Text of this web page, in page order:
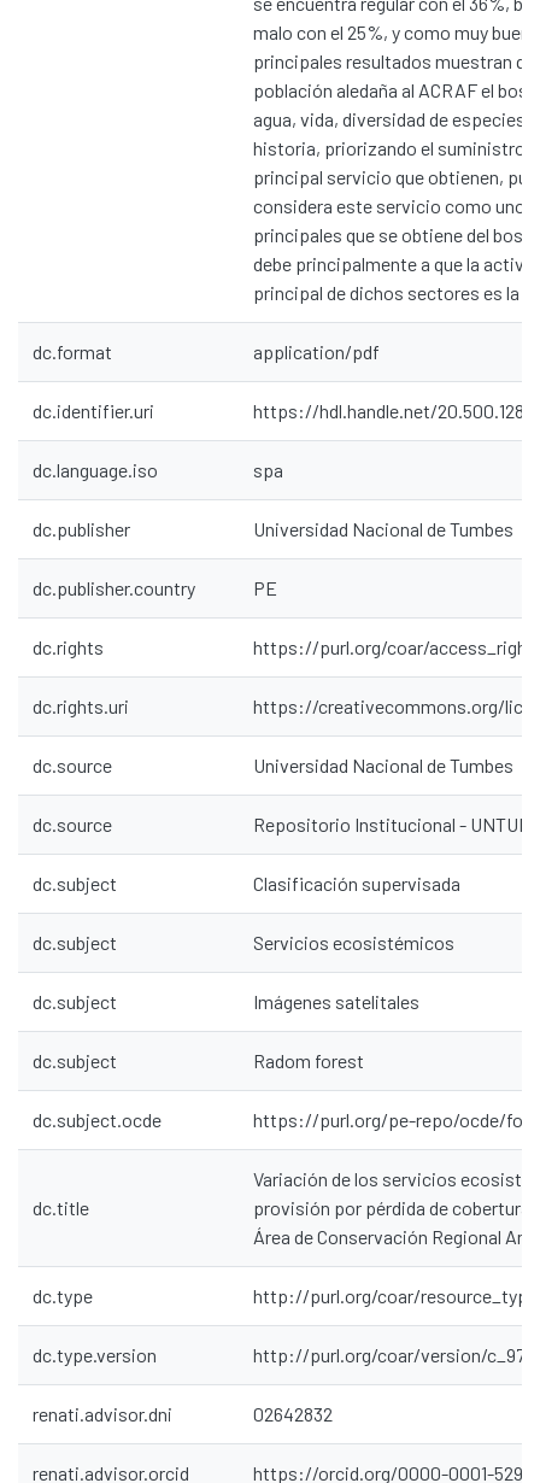
malo con el 25%, y como muy
principales resultados muestran
población aledaña al ACRAF el
agua, vida, diversidad de especies,
historia, priorizando el suministro
principal servicio que obtienen,
considera este servicio como uno
principales que se obtiene del
debe principalmente a que la
principal de dichos sectores es la
dc.format application/pdf
dc.identifier.uri https://hdl.handle.net/
dc.language.iso spa
dc.publisher Universidad Nacional de Tumbes
dc.publisher.country PE
dc.rights https://purl.org/coar/access_right/
dc.rights.uri https://creativecommons.org/
dc.source Universidad Nacional de Tumbes
dc.source Repositorio Institucional -
dc.subject Clasificación supervisada
dc.subject Servicios ecosistémicos
dc.subject Imágenes satelitales
dc.subject Radom forest
dc.subject.ocde https://purl.org/pe-repo/ocde/
dc.title
Variación de los servicios
provisión por pérdida de cobertura
Área de Conservación Regional
dc.type http://purl.org/coar/
dc.type.version http://purl.org/coar/version/
renati.advisor.dni 02642832
renati.advisor.orcid https://orcid.org/0000-0001-